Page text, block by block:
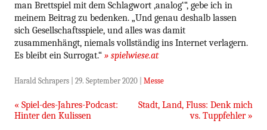
man Brettspiel mit dem Schlagwort ‚analog‘“, gebe ich in
meinem Beitrag zu bedenken. „Und genau deshalb lassen
sich Gesellschaftsspiele, und alles was damit
zusammenhängt, niemals vollständig ins Internet verlagern.
Es bleibt ein Surrogat.“ » spielwiese.at
Harald Schrapers 29. September 2020 Messe
Beitragsnavigation
« Spiel-des-Jahres-Podcast:
Hinter den Kulissen
Stadt, Land, Fluss: Denk mich
vs. Tuppfehler»